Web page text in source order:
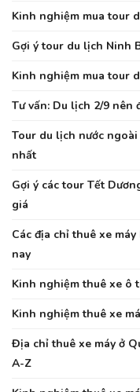
Kinh nghiệm mua tour
Gợi ý tour du lịch Ninh
Kinh nghiệm mua tour
Tư vấn: Du lịch 2/9 nên
Tour du lịch nước
nhất
Gợi ý các tour Tết
giá
Các địa chỉ thuê xe
nay
Kinh nghiệm thuê xe ô
Kinh nghiệm thuê xe
Địa chỉ thuê xe máy ở
A-Z